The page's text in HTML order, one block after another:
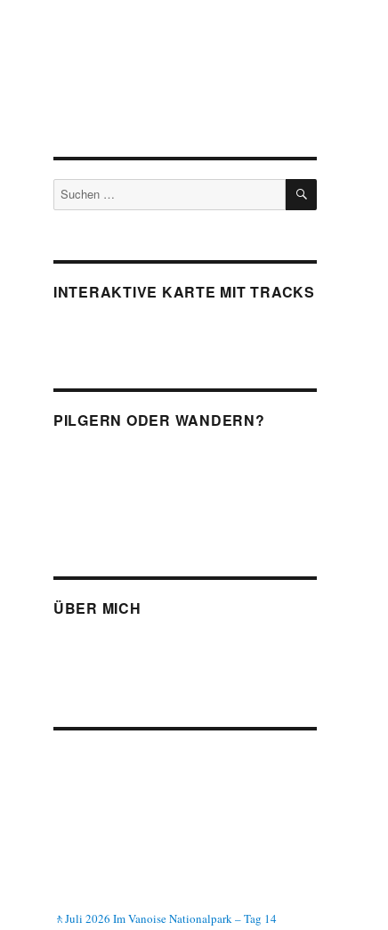
Suchen
nach:
SUCHEN
INTERAKTIVE KARTE MIT TRACKS
PILGERN ODER WANDERN?
ÜBER MICH
🚶Juli 2026 Im Vanoise Nationalpark – Tag 14